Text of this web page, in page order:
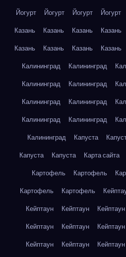
Йогурт
Йогурт Йогурт Йогурт
Казань
Казань Казань Казань
Казань
Казань Казань Казань
Калининград
Калининград
Калининград
Калининград
Калининград
Калининград
Калининград
Калининград
Калининград
Капуста
Капуста
Капуста Карта сайта
Картофель
Картофель
Картофель
Картофель
Кейптаун
Кейптаун Кейптаун
Кейптаун
Кейптаун Кейптаун
Кейптаун
Кейптаун Кейптаун